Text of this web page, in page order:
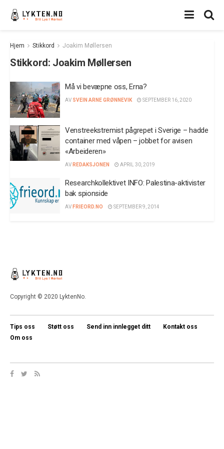
Hjem Stikkord Joakim Møllersen
Stikkord: Joakim Møllersen
Må vi bevæpne oss, Erna?
AV SVEIN ARNE GRØNNEVIK SEPTEMBER 16, 2020
Venstreekstremist pågrepet i Sverige – hadde
container med våpen – jobbet for avisen
«Arbeideren»
AV REDAKSJONEN APRIL 30, 2019
Researchkollektivet INFO: Palestina-aktivister
bak spionside
AV FRIEORD.NO SEPTEMBER 9, 2014
Copyright © 2020 LyktenNo.
Tips oss Støtt oss Send inn innlegget ditt
Kontakt oss
Om oss